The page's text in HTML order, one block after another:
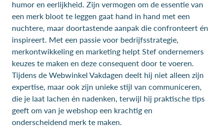
humor en eerlijkheid. Zijn vermogen om de essentie van
een merk bloot te leggen gaat hand in hand met een
nuchtere, maar doortastende aanpak die confronteert én
inspireert. Met een passie voor bedrijfsstrategie,
merkontwikkeling en marketing helpt Stef ondernemers
keuzes te maken en deze consequent door te voeren.
Tijdens de Webwinkel Vakdagen deelt hij niet alleen zijn
expertise, maar ook zijn unieke stijl van communiceren,
die je laat lachen én nadenken, terwijl hij praktische tips
geeft om van je webshop een krachtig en
onderscheidend merk te maken.